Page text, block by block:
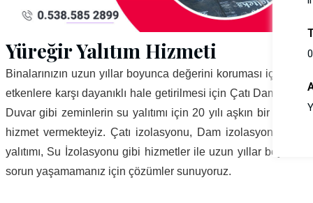
Yüreğir Yalıtım Hizmeti
Binalarınızın uzun yıllar boyunca değerini koruması iç ve dış
etkenlere karşı dayanıklı hale getirilmesi için Çatı Dam Teras
Duvar gibi zeminlerin su yalıtımı için 20 yılı aşkın bir süredir
hizmet vermekteyiz. Çatı izolasyonu, Dam izolasyonu, Çatı
yalıtımı, Su İzolasyonu gibi hizmetler ile uzun yıllar boyunca
sorun yaşamamanız için çözümler sunuyoruz.